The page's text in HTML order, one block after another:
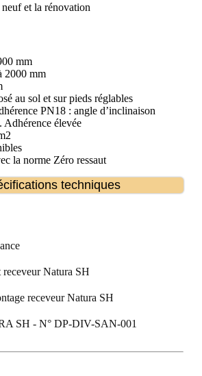
et la rénovation
mm
2000 mm
au sol et sur pieds réglables
PN18 : angle d’inclinaison
Adhérence élevée
la norme Zéro ressaut
techniques
Natura SH
receveur Natura SH
SH - N° DP-DIV-SAN-001